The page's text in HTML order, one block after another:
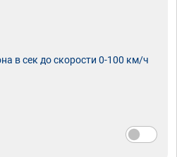
в сек до скорости 0-100 км/ч